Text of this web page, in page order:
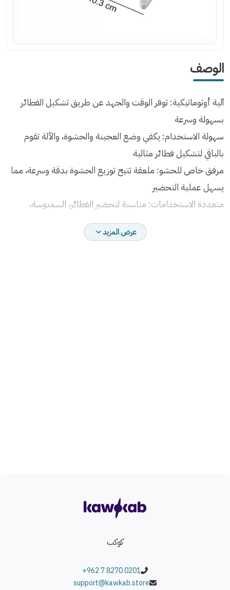
الوصف
آلية أوتوماتيكية: توفر الوقت والجهد عن طريق تشكيل الفطائر
بسهولة وسرعة
سهولة الاستخدام: يكفي وضع العجينة والحشوة، والآلة تقوم
بالباقي لتشكيل فطائر مثالية
مرفق خاص للحشو: ملعقة تتيح توزيع الحشوة بدقة وسرعة، مما
يسهل عملية التحضير
متعددة الاستخدامات: مناسبة لتحضير الفطائر، السمبوسة،
والدامبلينغ وغيرها من العجائن المحشوة
مواد عالية الجودة: مصنوعة من مواد آمنة وصحية سهلة
عرض المزيد
كوكب
+962 7 8270 0201
support@kawkab.store